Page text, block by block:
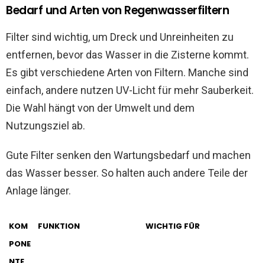
Bedarf und Arten von Regenwasserfiltern
Filter sind wichtig, um Dreck und Unreinheiten zu
entfernen, bevor das Wasser in die Zisterne kommt.
Es gibt verschiedene Arten von Filtern. Manche sind
einfach, andere nutzen UV-Licht für mehr Sauberkeit.
Die Wahl hängt von der Umwelt und dem
Nutzungsziel ab.
Gute Filter senken den Wartungsbedarf und machen
das Wasser besser. So halten auch andere Teile der
Anlage länger.
KOM
PONE
FUNKTION WICHTIG FÜR